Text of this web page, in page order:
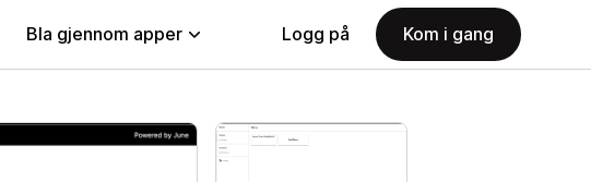
Bla gjennom apper Logg på Kom i gang